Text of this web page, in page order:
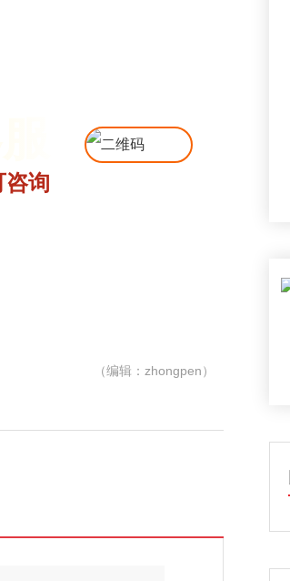
咨询
（编辑：zhongpen）